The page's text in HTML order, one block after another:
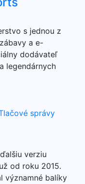
s jednou z
a e-
dodávateľ
legendárnych
správy
verziu
od roku 2015.
významné balíky